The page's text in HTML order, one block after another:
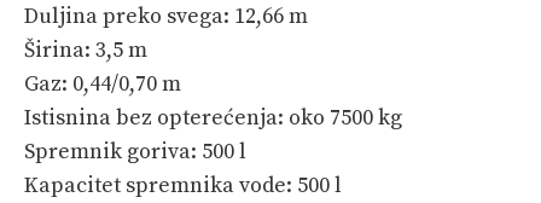
Duljina preko svega: 12,66 m
Širina: 3,5 m
Gaz: 0,44/0,70 m
Istisnina bez opterećenja: oko 7500 kg
Spremnik goriva: 500 l
Kapacitet spremnika vode: 500 l